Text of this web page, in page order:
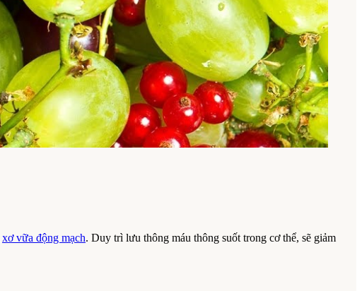
xơ vữa động mạch. Duy trì lưu thông máu thông suốt trong cơ thể, sẽ giảm